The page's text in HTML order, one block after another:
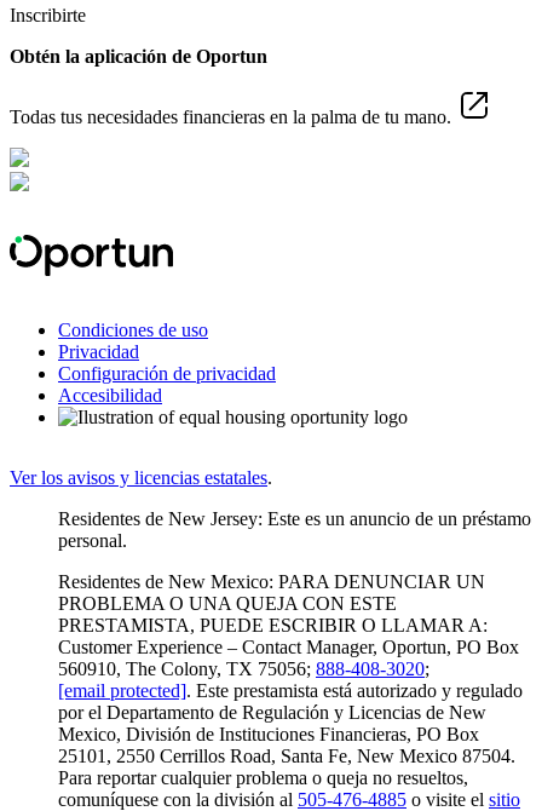
Inscribirte
Obtén la aplicación de Oportun
Todas tus necesidades financieras en la palma de tu mano.
Condiciones de uso
Privacidad
Configuración de privacidad
Accesibilidad
Ver los avisos y licencias estatales.
Residentes de New Jersey: Este es un anuncio de un préstamo
personal.
Residentes de New Mexico: PARA DENUNCIAR UN
PROBLEMA O UNA QUEJA CON ESTE
PRESTAMISTA, PUEDE ESCRIBIR O LLAMAR A:
Customer Experience – Contact Manager, Oportun, PO Box
560910, The Colony, TX 75056; 888-408-3020;
[email protected]. Este prestamista está autorizado y regulado
por el Departamento de Regulación y Licencias de New
Mexico, División de Instituciones Financieras, PO Box
25101, 2550 Cerrillos Road, Santa Fe, New Mexico 87504.
Para reportar cualquier problema o queja no resueltos,
comuníquese con la división al 505-476-4885 o visite el sitio